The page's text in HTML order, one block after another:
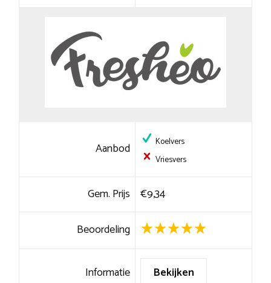
Aanbod
Koelvers
Vriesvers
Gem. Prijs €9,34
Beoordeling
Informatie Bekijken